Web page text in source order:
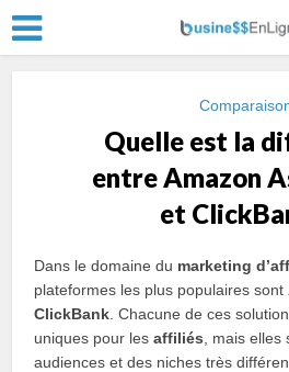
Quelle est la
entre Amazon
et
Dans le domaine du marketing
plateformes les plus populaires sont
ClickBank . Chacune de ces
uniques pour lesaffiliés , mais
audiences et des niches très